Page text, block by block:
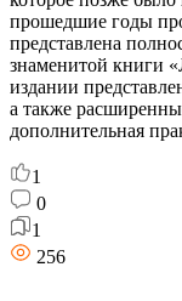
прошедшие годы
представлена
знаменитой книги
издании
а также
дополнительная
1
0
1
256